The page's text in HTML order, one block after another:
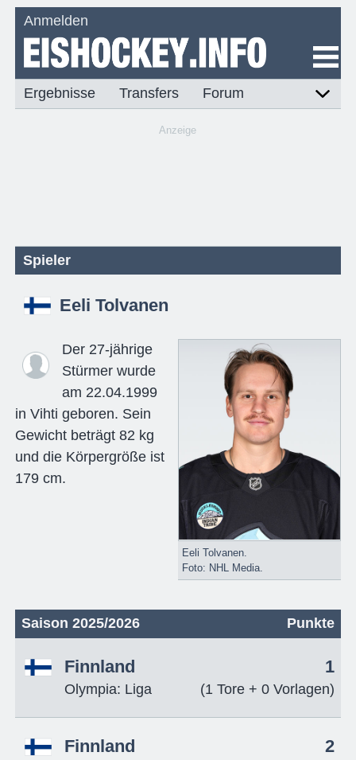
Anmelden
Ergebnisse Transfers Forum
Anzeige
Spieler
Eeli Tolvanen
Eeli Tolvanen.
Foto: NHL Media.
Der 27-jährige
Stürmer wurde
am 22.04.1999
in Vihti geboren. Sein
Gewicht beträgt 82 kg
und die Körpergröße ist
179 cm.
Saison 2025/2026 Punkte
Finnland
Olympia: Liga
1
(1 Tore + 0 Vorlagen)
Finnland 2